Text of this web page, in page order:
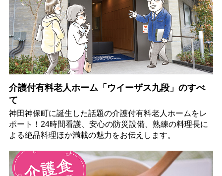
介護付有料老人ホーム「ウイーザス九段」のすべ
て
神田神保町に誕生した話題の介護付有料老人ホームをレ
ポート！24時間看護、安心の防災設備、熟練の料理長に
よる絶品料理ほか満載の魅力をお伝えします。